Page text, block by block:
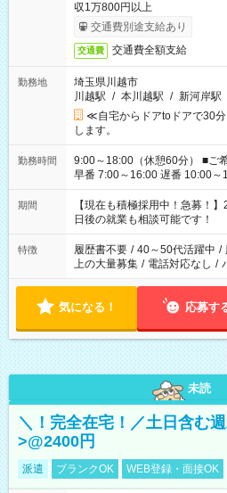
収1万800円以上
交通費別途支給あり
交通費 交通費全額支給
勤務地
埼玉県川越市
川越駅 / 本川越駅 / 新河岸駅
≪自宅からドアtoドアで30
します。
勤務時間
9:00～18:00（休憩60分） ■ご希望があれば下記シフトもOK！
早番 7:00～16:00 遅番 10:00～19:00 「家族と休みを
い」 「余裕を持って夕飯の準
たくない」 など、ご希望を教えてくだ
の方へ 今ご覧のお仕事で希望
の勤務時間。 合計で週40時間
期間
【現在も積極採用中！急募！
日後の就業も相談可能です！
特徴 履歴書不要 / 40～50代活躍中 /
上の大量募集 / 電話対応なし /
気になる！ 応募す
未読
＼！完全在宅！／土日含む
>@2400円
派遣 ブランクOK WEB登録・面接OK